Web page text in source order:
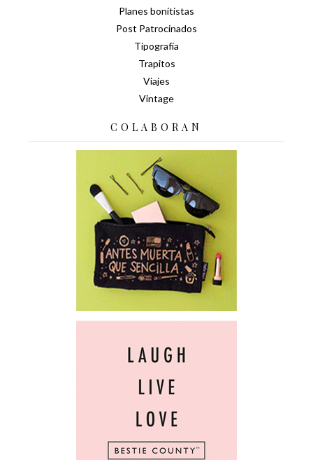
Planes bonitistas
Post Patrocinados
Tipografía
Trapitos
Viajes
Vintage
COLABORAN